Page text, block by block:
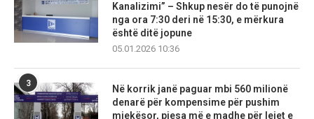
Kanalizimi” – Shkup nesër do të punojnë
nga ora 7:30 deri në 15:30, e mërkura
është ditë jopune
05.01.2026 10:36
3
Në korrik janë paguar mbi 560 milionë
denarë për kompensime për pushim
mjekësor, pjesa më e madhe për lejet e